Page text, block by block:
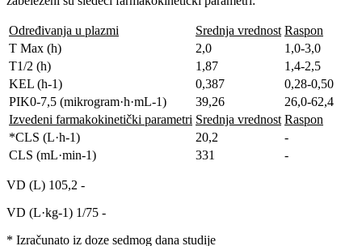
Određivanja u plazmi Srednja vrednost Raspon
T Max (h)
2,0
1,0-3,0
T1/2 (h)
1,87
1,4-2,5
KEL (h-1)
0,387
0,28-0,50
PIK0-7,5 (mikrogram·h·mL-1)
39,26
26,0-62,4
Izvedeni farmakokinetički parametri Srednja vrednost Raspon
*CLS (L·h-1)
20,2
-
CLS (mL·min-1)
331 -
VD (L) 105,2 -
VD (L·kg-1) 1/75 -
* Izračunato iz doze sedmog dana studije